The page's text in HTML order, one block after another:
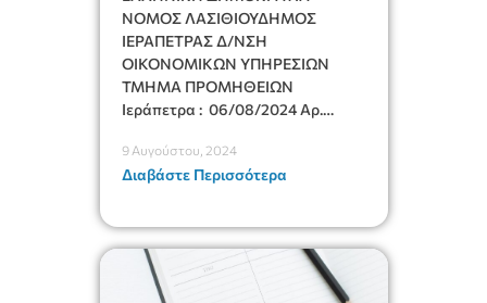
NΟΜΟΣ ΛΑΣΙΘΙΟΥΔΗΜΟΣ
ΙΕΡΑΠΕΤΡΑΣ Δ/ΝΣΗ
ΟΙΚΟΝΟΜΙΚΩΝ ΥΠΗΡΕΣΙΩΝ
ΤΜΗΜΑ ΠΡΟΜΗΘΕΙΩΝ
Ιεράπετρα : 06/08/2024 Αρ.
ΔΙΑΚΗΡΥΞΗ Διεθνούς Ανοιχτού
Ηλεκτρονικού Διαγωνισμού
δημόσιας σύμβασης με τίτλο
«Σίτιση μαθητών Μουσικού
Γυμνασίου και Λυκείου Λασιθίου»
(για το σχολικό έτος 2024-2025)
9 Αυγούστου, 2024
Διαβάστε Περισσότερα